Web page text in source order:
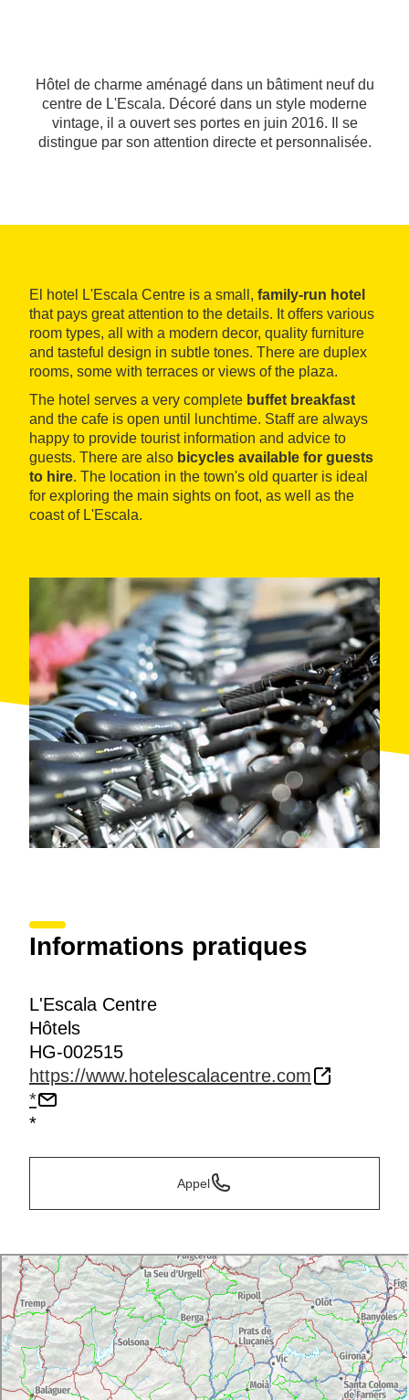
Hôtel de charme aménagé dans un bâtiment neuf du
centre de L'Escala. Décoré dans un style moderne
vintage, il a ouvert ses portes en juin 2016. Il se
distingue par son attention directe et personnalisée.
El hotel L'Escala Centre is a small, family-run hotel
that pays great attention to the details. It offers various
room types, all with a modern decor, quality furniture
and tasteful design in subtle tones. There are duplex
rooms, some with terraces or views of the plaza.
The hotel serves a very complete buffet breakfast
and the cafe is open until lunchtime. Staff are always
happy to provide tourist information and advice to
guests. There are also bicycles available for guests
to hire. The location in the town's old quarter is ideal
for exploring the main sights on foot, as well as the
coast of L'Escala.
Informations pratiques
L'Escala Centre
Hôtels
HG-002515
https://www.hotelescalacentre.com
*
*
Appel